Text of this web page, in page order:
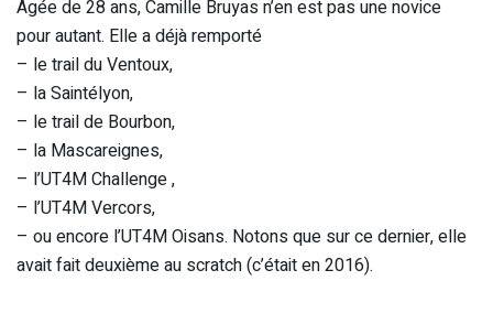
Agée de 28 ans, Camille Bruyas n’en est pas une novice
pour autant. Elle a déjà remporté
– le trail du Ventoux,
– la Saintélyon,
– le trail de Bourbon,
– la Mascareignes,
– l’UT4M Challenge ,
– l’UT4M Vercors,
– ou encore l’UT4M Oisans. Notons que sur ce dernier, elle
avait fait deuxième au scratch (c’était en 2016).